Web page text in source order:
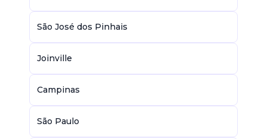
São José dos Pinhais
Joinville
Campinas
São Paulo